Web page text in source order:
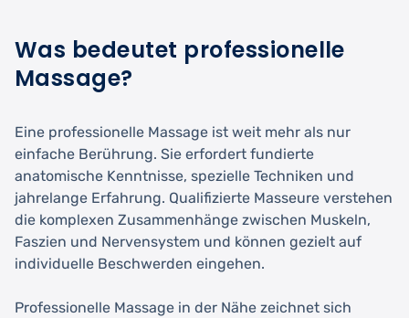
Was bedeutet professionelle
Massage?
Eine professionelle Massage ist weit mehr als nur
einfache Berührung. Sie erfordert fundierte
anatomische Kenntnisse, spezielle Techniken und
jahrelange Erfahrung. Qualifizierte Masseure verstehen
die komplexen Zusammenhänge zwischen Muskeln,
Faszien und Nervensystem und können gezielt auf
individuelle Beschwerden eingehen.
Professionelle Massage in der Nähe zeichnet sich